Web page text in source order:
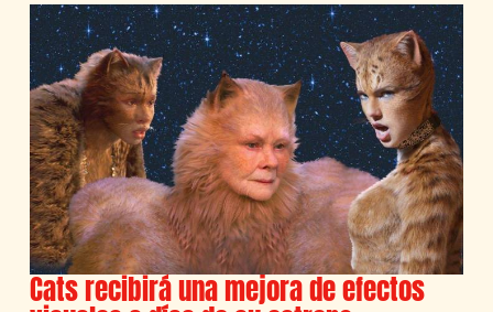
Cats recibirá una mejora de efectos